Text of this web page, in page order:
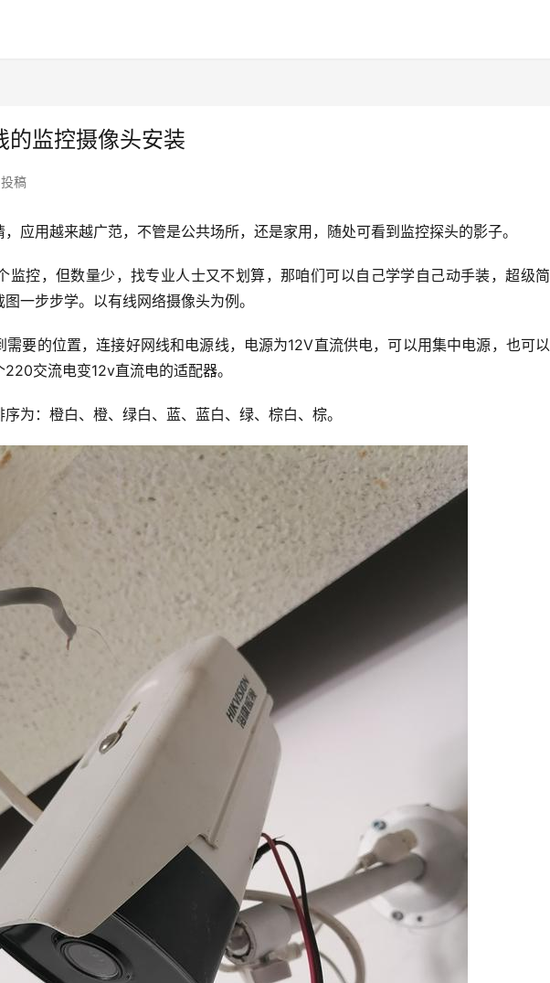
的监控摄像头安装
投稿
应用越来越广范，不管是公共场所，还是家用，随处可看到监控探头的影子。
监控，但数量少，找专业人士又不划算，那咱们可以自己学学自己动手装，超级简
一步步学。以有线网络摄像头为例。
要的位置，连接好网线和电源线，电源为12V直流供电，可以用集中电源，也可以
交流电变12v直流电的适配器。
为：橙白、橙、绿白、蓝、蓝白、绿、棕白、棕。